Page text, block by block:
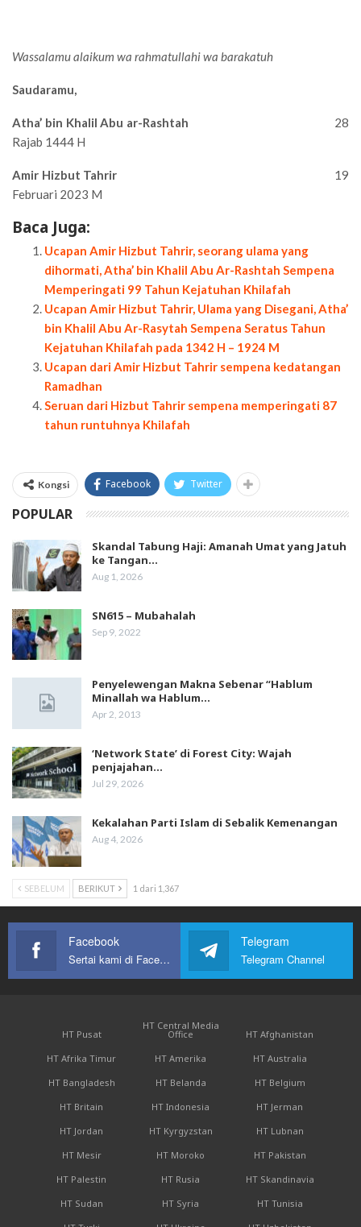
Wassalamu alaikum wa rahmatullahi wa barakatuh
Saudaramu,
Atha’ bin Khalil Abu ar-Rashtah 28
Rajab 1444 H
Amir Hizbut Tahrir
19
Februari 2023 M
Baca Juga:
Ucapan Amir Hizbut Tahrir, seorang ulama yang
dihormati, Atha’ bin Khalil Abu Ar-Rashtah Sempena
Memperingati 99 Tahun Kejatuhan Khilafah
Ucapan Amir Hizbut Tahrir, Ulama yang Disegani, Atha’
bin Khalil Abu Ar-Rasytah Sempena Seratus Tahun
Kejatuhan Khilafah pada 1342 H – 1924 M
Ucapan dari Amir Hizbut Tahrir sempena kedatangan
Ramadhan
Seruan dari Hizbut Tahrir sempena memperingati 87
tahun runtuhnya Khilafah
Kongsi Facebook Twitter
POPULAR
Skandal Tabung Haji: Amanah Umat yang Jatuh
ke Tangan…
Aug 1, 2026
SN615 – Mubahalah
Sep 9, 2022
Penyelewengan Makna Sebenar “Hablum
Minallah wa Hablum…
Apr 2, 2013
‘Network State’ di Forest City: Wajah
penjajahan…
Jul 29, 2026
Kekalahan Parti Islam di Sebalik Kemenangan
Aug 4, 2026
SEBELUM BERIKUT 1 dari 1,367
Facebook
Sertai kami di Facebook
Telegram
Telegram Channel
HT Pusat
HT Central Media
Office
HT Afghanistan
HT Afrika Timur
HT Amerika
HT Australia
HT Bangladesh
HT Belanda
HT Belgium
HT Britain
HT Indonesia
HT Jerman
HT Jordan
HT Kyrgyzstan
HT Lubnan
HT Mesir
HT Moroko
HT Pakistan
HT Palestin
HT Rusia
HT Skandinavia
HT Sudan
HT Syria
HT Tunisia